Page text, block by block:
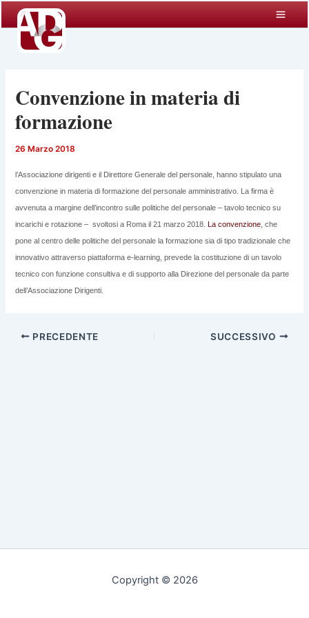
contenuto
Convenzione in materia di
formazione
26 Marzo 2018
l’Associazione dirigenti e il Direttore Generale del personale, hanno stipulato una
convenzione in materia di formazione del personale amministrativo. La firma è
avvenuta a margine dell’incontro sulle politiche del personale – tavolo tecnico su
incarichi e rotazione – svoltosi a Roma il 21 marzo 2018.La convenzione , che
pone al centro delle politiche del personale la formazione sia di tipo tradizionale che
innovativo attraverso piattaforma e-learning, prevede la costituzione di un tavolo
tecnico con funzione consultiva e di supporto alla Direzione del personale da parte
dell’Associazione Dirigenti.
PRECEDENTE SUCCESSIVO
Copyright © 2026